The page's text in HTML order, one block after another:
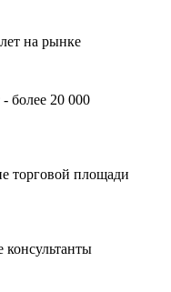
на рынке
более 20 000
торговой площади